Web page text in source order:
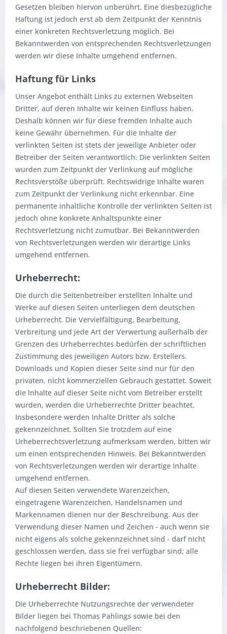
Gesetzen bleiben hiervon unberührt. Eine diesbezügliche
Haftung ist jedoch erst ab dem Zeitpunkt der Kenntnis
einer konkreten Rechtsverletzung möglich. Bei
Bekanntwerden von entsprechenden Rechtsverletzungen
werden wir diese Inhalte umgehend entfernen.
Haftung für Links
Unser Angebot enthält Links zu externen Webseiten
Dritter, auf deren Inhalte wir keinen Einfluss haben.
Deshalb können wir für diese fremden Inhalte auch
keine Gewähr übernehmen. Für die Inhalte der
verlinkten Seiten ist stets der jeweilige Anbieter oder
Betreiber der Seiten verantwortlich. Die verlinkten Seiten
wurden zum Zeitpunkt der Verlinkung auf mögliche
Rechtsverstöße überprüft. Rechtswidrige Inhalte waren
zum Zeitpunkt der Verlinkung nicht erkennbar. Eine
permanente inhaltliche Kontrolle der verlinkten Seiten ist
jedoch ohne konkrete Anhaltspunkte einer
Rechtsverletzung nicht zumutbar. Bei Bekanntwerden
von Rechtsverletzungen werden wir derartige Links
umgehend entfernen.
Urheberrecht:
Die durch die Seitenbetreiber erstellten Inhalte und
Werke auf diesen Seiten unterliegen dem deutschen
Urheberrecht. Die Vervielfältigung, Bearbeitung,
Verbreitung und jede Art der Verwertung außerhalb der
Grenzen des Urheberrechtes bedürfen der schriftlichen
Zustimmung des jeweiligen Autors bzw. Erstellers.
Downloads und Kopien dieser Seite sind nur für den
privaten, nicht kommerziellen Gebrauch gestattet. Soweit
die Inhalte auf dieser Seite nicht vom Betreiber erstellt
wurden, werden die Urheberrechte Dritter beachtet.
Insbesondere werden Inhalte Dritter als solche
gekennzeichnet. Sollten Sie trotzdem auf eine
Urheberrechtsverletzung aufmerksam werden, bitten wir
um einen entsprechenden Hinweis. Bei Bekanntwerden
von Rechtsverletzungen werden wir derartige Inhalte
umgehend entfernen.
Auf diesen Seiten verwendete Warenzeichen,
eingetragene Warenzeichen, Handelsnamen und
Markennamen dienen nur der Beschreibung. Aus der
Verwendung dieser Namen und Zeichen - auch wenn sie
nicht eigens als solche gekennzeichnet sind - darf nicht
geschlossen werden, dass sie frei verfügbar sind; alle
Rechte liegen bei ihren Eigentümern.
Urheberrecht Bilder:
Die Urheberrechte Nutzungsrechte der verwendeter
Bilder liegen bei Thomas Pahlings sowie bei den
nachfolgend beschriebenen Quellen: